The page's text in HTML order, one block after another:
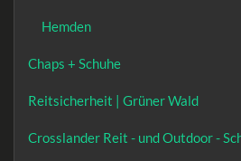
Hemden
Chaps + Schuhe
Reitsicherheit | Grüner Wald
Crosslander Reit - und Outdoor -